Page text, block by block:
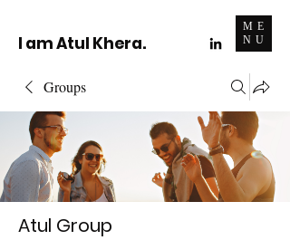
I am Atul Khera.
ME
NU
Groups
Atul Group